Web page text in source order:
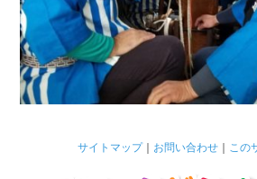
サイトマップ｜ お問い合わせ ｜ この